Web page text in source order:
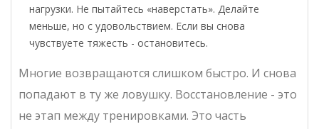
нагрузки. Не пытайтесь «наверстать». Делайте
меньше, но с удовольствием. Если вы снова
чувствуете тяжесть - остановитесь.
Многие возвращаются слишком быстро. И снова
попадают в ту же ловушку. Восстановление - это
не этап между тренировками. Это часть